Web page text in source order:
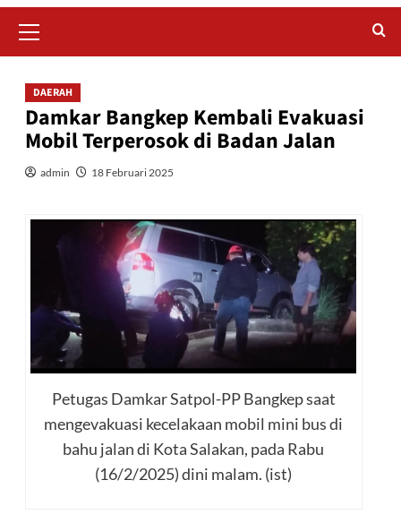
Menu
DAERAH
Damkar Bangkep Kembali Evakuasi
Mobil Terperosok di Badan Jalan
admin 18 Februari 2025
Petugas Damkar Satpol-PP Bangkep saat
mengevakuasi kecelakaan mobil mini bus di
bahu jalan di Kota Salakan, pada Rabu
(16/2/2025) dini malam. (ist)